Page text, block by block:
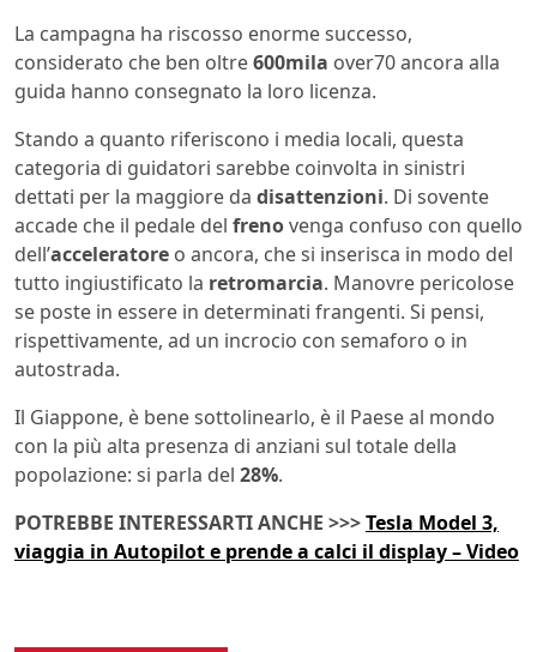
La campagna ha riscosso enorme successo,
considerato che ben oltre600mila over70 ancora alla
guida hanno consegnato la loro licenza.
Stando a quanto riferiscono i media locali, questa
categoria di guidatori sarebbe coinvolta in sinistri
dettati per la maggiore da disattenzioni. Di sovente
accade che il pedale del frenovenga confuso con quello
dell’acceleratore o ancora, che si inserisca in modo del
tutto ingiustificato la retromarcia. Manovre pericolose
se poste in essere in determinati frangenti. Si pensi,
rispettivamente, ad un incrocio con semaforo o in
autostrada.
Il Giappone, è bene sottolinearlo, è il Paese al mondo
con la più alta presenza di anziani sul totale della
popolazione: si parla del 28%.
POTREBBE INTERESSARTI ANCHE >>>Tesla Model 3,
viaggia in Autopilot e prende a calci il display – Video